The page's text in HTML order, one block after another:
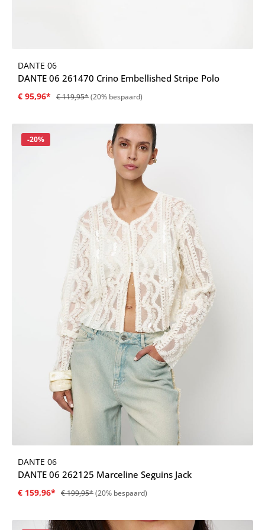
DANTE 06
DANTE 06 261470 Crino Embellished Stripe Polo
€ 95,96* € 119,95*(20% bespaard)
Korting
-20%
DANTE 06
DANTE 06 262125 Marceline Seguins Jack
€ 159,96* € 199,95*(20% bespaard)